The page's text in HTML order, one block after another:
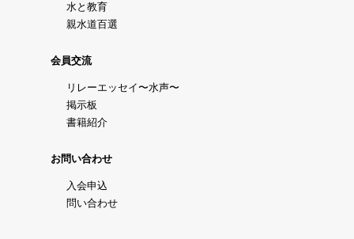
水と教育
親水道百選
会員交流
リレーエッセイ〜水声〜
掲示板
書籍紹介
お問い合わせ
入会申込
問い合わせ